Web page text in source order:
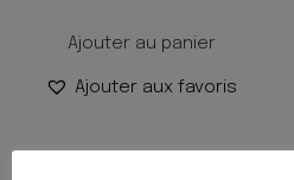
Ajouter au panier
Ajouter aux favoris